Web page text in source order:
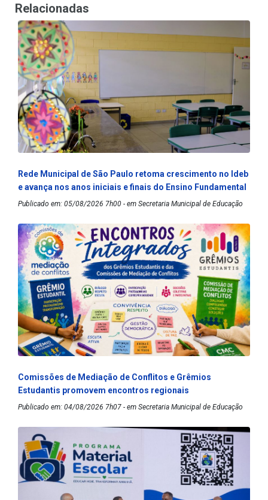
Relacionadas
Rede Municipal de São Paulo retoma crescimento no Ideb
e avança nos anos iniciais e finais do Ensino Fundamental
Publicado em: 05/08/2026 7h00 - em Secretaria Municipal de Educação
Comissões de Mediação de Conflitos e Grêmios
Estudantis promovem encontros regionais
Publicado em: 04/08/2026 7h07 - em Secretaria Municipal de Educação